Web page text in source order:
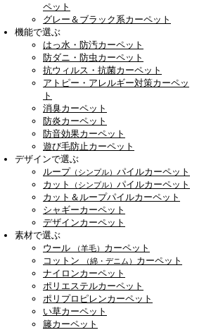
ペット
グレー＆ブラック系カーペット
機能で選ぶ
はっ水・防汚カーペット
防ダニ・防虫カーペット
抗ウィルス・抗菌カーペット
アトピー・アレルギー対策カーペッ
ト
消臭カーペット
防炎カーペット
防音効果カーペット
遊び毛防止カーペット
デザインで選ぶ
ループ （シンプル） パイルカーペット
カット
（シンプル） パイルカーペット
カット＆ループパイルカーペット
シャギーカーペット
デザインカーペット
素材で選ぶ
ウール
（羊毛） カーペット
コットン
（綿・デニム） カーペット
ナイロンカーペット
ポリエステルカーペット
ポリプロピレンカーペット
い草カーペット
籐カーペット